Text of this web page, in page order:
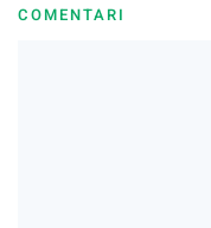
COMENTARI